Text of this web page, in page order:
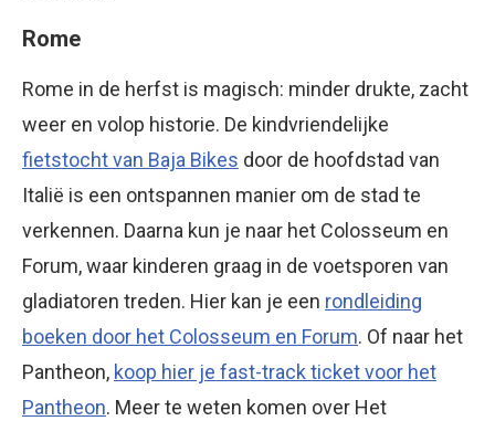
Rome
Rome in de herfst is magisch: minder drukte, zacht
weer en volop historie. De kindvriendelijke
fietstocht van Baja Bikes door de hoofdstad van
Italië is een ontspannen manier om de stad te
verkennen. Daarna kun je naar het Colosseum en
Forum, waar kinderen graag in de voetsporen van
gladiatoren treden. Hier kan je een rondleiding
boeken door het Colosseum en Forum. Of naar het
Pantheon, koop hier je fast-track ticket voor het
Pantheon. Meer te weten komen over Het